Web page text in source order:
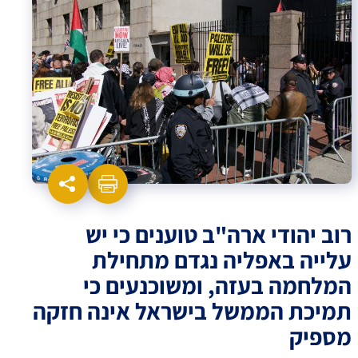
רוב יהודי ארה"ב טוענים כי יש
עלייה באפליה נגדם מתחילת
המלחמה בעזה, ומשוכנעים כי
תמיכת הממשל בישראל אינה חזקה
מספיק